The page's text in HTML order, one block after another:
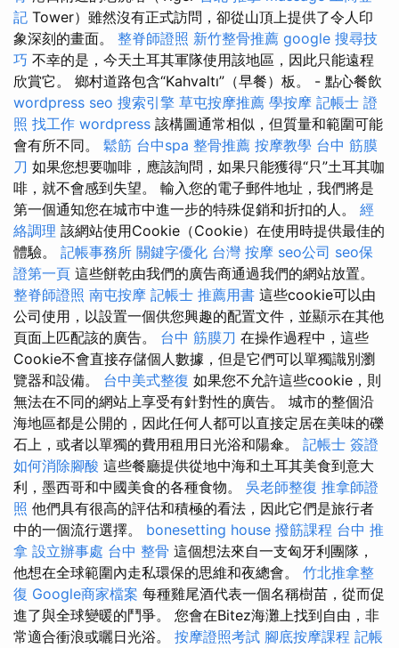
記 Tower）雖然沒有正式訪問，卻從山頂上提供了令人印
象深刻的畫面。 整脊師證照 新竹整骨推薦 google 搜尋技
巧 不幸的是，今天土耳其軍隊使用該地區，因此只能遠程
欣賞它。 鄉村道路包含“Kahvaltı”（早餐）板。 - 點心餐飲
wordpress seo 搜索引擎 草屯按摩推薦 學按摩 記帳士 證
照 找工作 wordpress 該構圖通常相似，但質量和範圍可能
會有所不同。 鬆筋 台中spa 整骨推薦 按摩教學 台中 筋膜
刀 如果您想要咖啡，應該詢問，如果只能獲得“只”土耳其咖
啡，就不會感到失望。 輸入您的電子郵件地址，我們將是
第一個通知您在城市中進一步的特殊促銷和折扣的人。 經
絡調理 該網站使用Cookie（Cookie）在使用時提供最佳的
體驗。 記帳事務所 關鍵字優化 台灣 按摩 seo公司 seo保
證第一頁 這些餅乾由我們的廣告商通過我們的網站放置。
整脊師證照 南屯按摩 記帳士 推薦用書 這些cookie可以由
公司使用，以設置一個供您興趣的配置文件，並顯示在其他
頁面上匹配該的廣告。 台中 筋膜刀 在操作過程中，這些
Cookie不會直接存儲個人數據，但是它們可以單獨識別瀏
覽器和設備。 台中美式整復 如果您不允許這些cookie，則
無法在不同的網站上享受有針對性的廣告。 城市的整個沿
海地區都是公開的，因此任何人都可以直接定居在美味的礫
石上，或者以單獨的費用租用日光浴和陽傘。 記帳士 簽證
如何消除腳酸 這些餐廳提供從地中海和土耳其美食到意大
利，墨西哥和中國美食的各種食物。 吳老師整復 推拿師證
照 他們具有很高的評估和積極的看法，因此它們是旅行者
中的一個流行選擇。 bonesetting house 撥筋課程 台中 推
拿 設立辦事處 台中 整骨 這個想法來自一支匈牙利團隊，
他想在全球範圍內走私環保的思維和夜總會。 竹北推拿整
復 Google商家檔案 每種雞尾酒代表一個名稱樹苗，從而促
進了與全球變暖的鬥爭。 您會在Bitez海灘上找到自由，非
常適合衝浪或曬日光浴。 按摩證照考試 腳底按摩課程 記帳